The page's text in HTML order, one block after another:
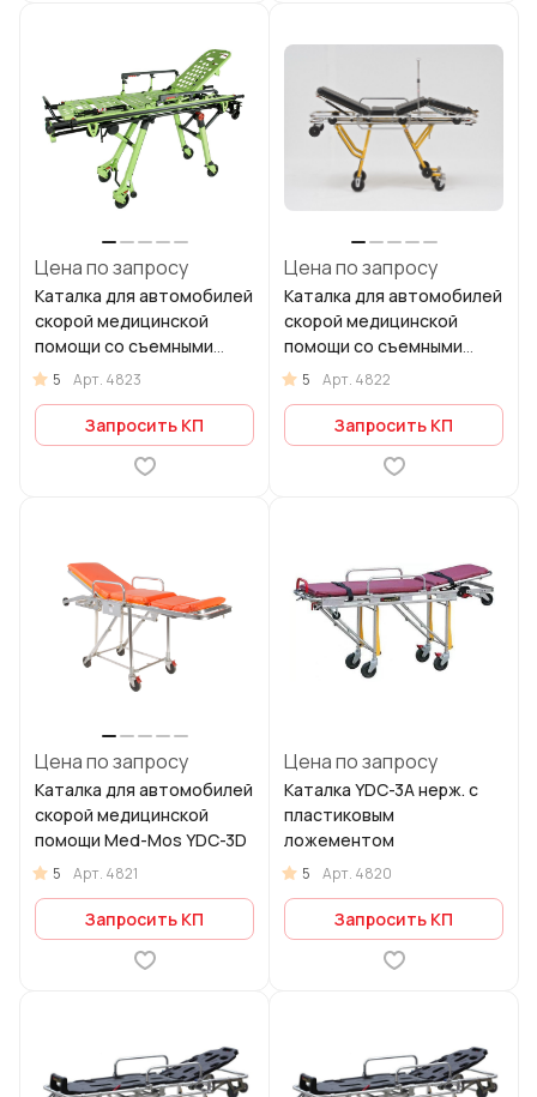
Цена по запросу
Каталка для автомобилей
скорой медицинской
помощи со съемными
носилками Med-Mos YDC-
5 Арт. 4823
Запросить КП
Цена по запросу
Каталка для автомобилей
скорой медицинской
помощи со съемными
носилками Med-Mos YDC-
5 Арт. 4822
Запросить КП
Цена по запросу
Каталка для автомобилей
скорой медицинской
помощи Med-Mos YDC-3D
5 Арт. 4821
Запросить КП
Цена по запросу
Каталка YDC-3A нерж. с
пластиковым
ложементом
5 Арт. 4820
Запросить КП